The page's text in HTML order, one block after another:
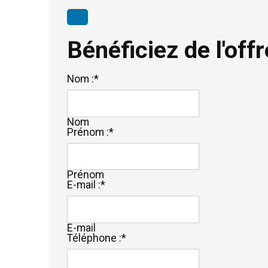
Bénéficiez de
Nom :*
Nom
Prénom :*
Prénom
E-mail :*
E-mail
Téléphone :*